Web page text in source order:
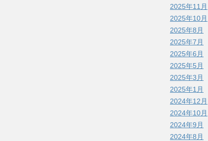
2025年11月
2025年10月
2025年8月
2025年7月
2025年6月
2025年5月
2025年3月
2025年1月
2024年12月
2024年10月
2024年9月
2024年8月